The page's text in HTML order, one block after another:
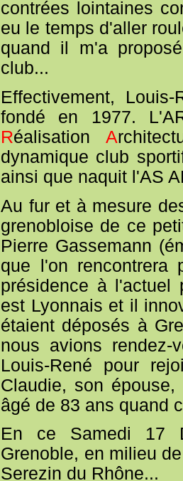
contrées lointaines
eu le temps d'aller
quand il m'a
club...
Effectivement,
fondé en 1977.
RéalisationA
dynamique club
ainsi que naquit l'AS
Au fur et à mesure
grenobloise de ce
Pierre Gassemann
que l'on
présidence à l'actuel
est Lyonnais et il
étaient déposés à
nous avions
Louis-René pour
Claudie, son
âgé de 83 ans quand
En ce Samedi 17
Grenoble, en milieu
Serezin du Rhône...